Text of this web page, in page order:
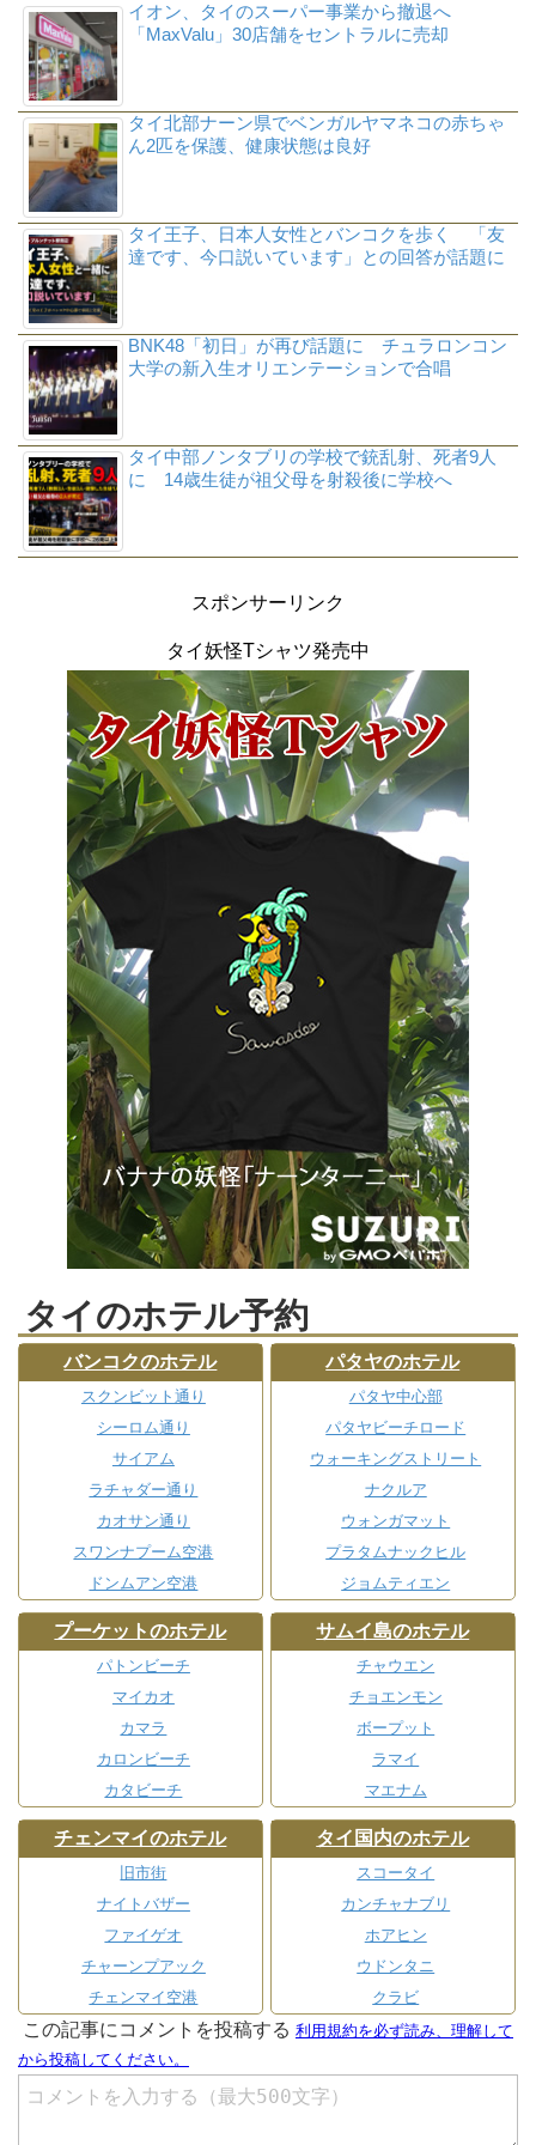
イオン、タイのスーパー事業から撤退へ
「MaxValu」30店舗をセントラルに売却
タイ北部ナーン県でベンガルヤマネコの赤ちゃ
ん2匹を保護、健康状態は良好
タイ王子、日本人女性とバンコクを歩く 「友
達です、今口説いています」との回答が話題に
BNK48「初日」が再び話題に チュラロンコン
大学の新入生オリエンテーションで合唱
タイ中部ノンタブリの学校で銃乱射、死者9人
に 14歳生徒が祖父母を射殺後に学校へ
スポンサーリンク
タイ妖怪Tシャツ発売中
タイのホテル予約
バンコクのホテル
スクンビット通り
シーロム通り
サイアム
ラチャダー通り
カオサン通り
スワンナプーム空港
ドンムアン空港
パタヤのホテル
パタヤ中心部
パタヤビーチロード
ウォーキングストリート
ナクルア
ウォンガマット
プラタムナックヒル
ジョムティエン
プーケットのホテル
パトンビーチ
マイカオ
カマラ
カロンビーチ
カタビーチ
サムイ島のホテル
チャウエン
チョエンモン
ボープット
ラマイ
マエナム
チェンマイのホテル
旧市街
ナイトバザー
ファイゲオ
チャーンプアック
チェンマイ空港
タイ国内のホテル
スコータイ
カンチャナブリ
ホアヒン
ウドンタニ
クラビ